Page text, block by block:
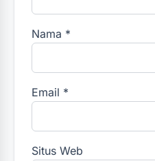
Nama *
Email *
Situs Web